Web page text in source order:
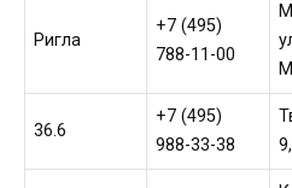
Ригла
+7 (495)
788-11-00
36.6
+7 (495)
988-33-38